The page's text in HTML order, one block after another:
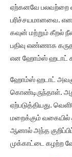
ஏற்கனவே பலவற்றை
பரிச்சயமானவை.
கவுன் மற்றும் கீறல்
பதிவு எண்ணாக
என ஹோம்ஸ் ஹடாட்
ஹோம்ஸ் ஹடாட்
கொண்டிருந்தாள்.
ஏற்படுத்தியது.
மறைக்கும்
ஆனால் அந்த
முக்காட்டை கழற்ற